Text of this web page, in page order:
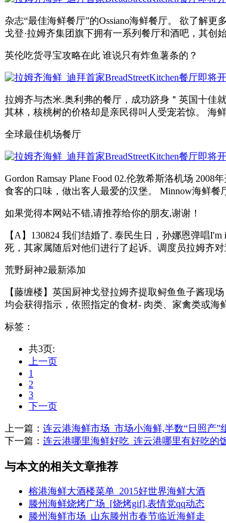
杂志“最佳海鲜餐厅”的Ossiano海鲜餐厅。 欲了解更
戈登·拉姆齐集团旗下拥有一系列餐厅和酒吧，其创
英伦吃货寻宝攻略在此 谁说只有炸鱼薯条的？
拉姆齐与杰米.奥利弗的餐厅，成功跻身＂英国十佳
其林，核桃树的价格却是亲民得叫人受宠若惊。 海
全球最佳机场餐厅
Gordon Ramsay Plane Food 02.伦敦希斯洛机场
食客的口味，做出客人最爱的汉堡。 Minnow海鲜餐
如果觉得本网站不错,请推荐给你的朋友,谢谢！
【A】130824 我们结婚了. 泰民生日，孙娜恩弹唱
死，其家属随后对他们进行了起诉。调度员拉姆齐
荒野厨神2最新添加
【藤缠楼】英国厨神戈登拉姆齐提取鲟鱼鱼子酱现
均会获得指示，依照指定的食材- 肉类、家禽类或海
标签：
共3页:
上一页
1
2
3
下一页
上一篇： 连云港海鲜市场_市场小海鲜,半数“日照产”
下一篇： 连云港哪里海鲜好吃_连云港哪里有好吃的
与本文的相关文章推荐
榕港海鲜大酒楼菜单_2015好世界海鲜大酒
滕州海鲜烧烤广场_[烧烤gif],表情党qq动态
滕州海鲜市场_山东滕州市春节临近海鲜走